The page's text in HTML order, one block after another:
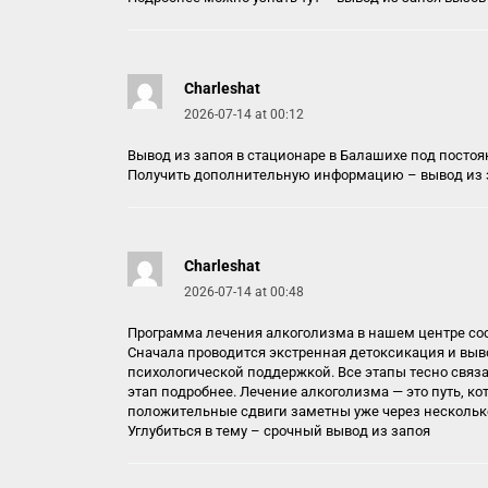
Charleshat
2026-07-14 at 00:12
Вывод из запоя в стационаре в Балашихе под
Получить дополнительную информацию – вывод из
Charleshat
2026-07-14 at 00:48
Программа лечения алкоголизма в нашем центре
Сначала проводится экстренная детоксикация и
психологической поддержкой. Все этапы тесно
этап подробнее. Лечение алкоголизма — это путь,
положительные сдвиги заметны уже через
Углубиться в тему – срочный вывод из запоя